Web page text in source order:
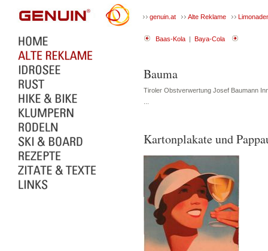
genuin.at Alte Reklame
Baas-Kola | Baya-Cola
Bauma
Tiroler Obstverwertung Josef Baumann
Kartonplakate und